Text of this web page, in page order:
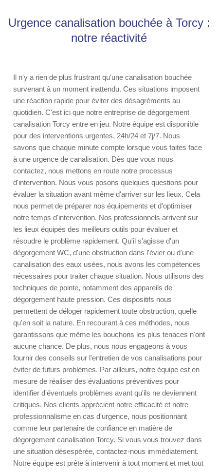
Urgence canalisation bouchée à Torcy :
notre réactivité
Il n'y a rien de plus frustrant qu'une canalisation bouchée
survenant à un moment inattendu. Ces situations imposent
une réaction rapide pour éviter des désagréments au
quotidien. C'est ici que notre entreprise de dégorgement
canalisation Torcy entre en jeu. Notre équipe est disponible
pour des interventions urgentes, 24h/24 et 7j/7. Nous
savons que chaque minute compte lorsque vous faites face
à une urgence de canalisation. Dès que vous nous
contactez, nous mettons en route notre processus
d'intervention. Nous vous posons quelques questions pour
évaluer la situation avant même d'arriver sur les lieux. Cela
nous permet de préparer nos équipements et d'optimiser
notre temps d'intervention. Nos professionnels arrivent sur
les lieux équipés des meilleurs outils pour évaluer et
résoudre le problème rapidement. Qu'il s'agisse d'un
dégorgement WC, d'une obstruction dans l'évier ou d'une
canalisation des eaux usées, nous avons les compétences
nécessaires pour traiter chaque situation. Nous utilisons des
techniques de pointe, notamment des appareils de
dégorgement haute pression. Ces dispositifs nous
permettent de déloger rapidement toute obstruction, quelle
qu'en soit la nature. En recourant à ces méthodes, nous
garantissons que même les bouchons les plus tenaces n'ont
aucune chance. De plus, nous nous engageons à vous
fournir des conseils sur l'entretien de vos canalisations pour
éviter de futurs problèmes. Par ailleurs, notre équipe est en
mesure de réaliser des évaluations préventives pour
identifier d'éventuels problèmes avant qu'ils ne deviennent
critiques. Nos clients apprécient notre efficacité et notre
professionnalisme en cas d'urgence, nous positionnant
comme leur partenaire de confiance en matière de
dégorgement canalisation Torcy. Si vous vous trouvez dans
une situation désespérée, contactez-nous immédiatement.
Notre équipe est prête à intervenir à tout moment et met tout